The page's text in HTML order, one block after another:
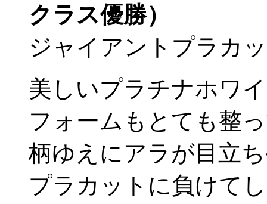
クラス優勝）
ジャイアントプラカ
美しいプラチナホワ
フォームもとても整
柄ゆえにアラが目立
プラカットに負けて